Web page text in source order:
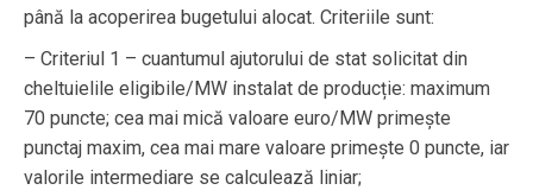
până la acoperirea bugetului alocat. Criteriile sunt:
– Criteriul 1 – cuantumul ajutorului de stat solicitat din
cheltuielile eligibile/MW instalat de producție: maximum
70 puncte; cea mai mică valoare euro/MW primește
punctaj maxim, cea mai mare valoare primește 0 puncte, iar
valorile intermediare se calculează liniar;